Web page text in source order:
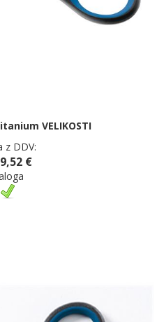
VELIKOSTI
z DDV:
€